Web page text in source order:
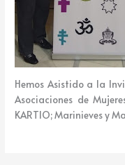
Hemos Asistido a la
Asociaciones de
KARTIO; Marinieves y